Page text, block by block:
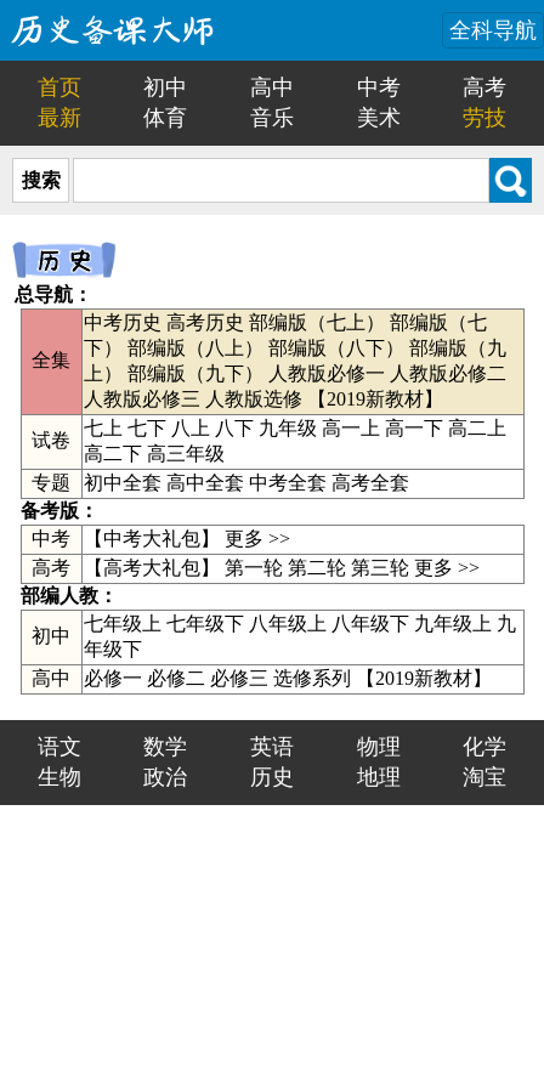
全科导航
首页 初中 高中 中考
高考
最新
体育 音乐 美术 劳技
搜索
总导航：
全集
中考历史 高考历史 部编版（七上）
部编版（七
下）
部编版（八上） 部编版（八下）
部编版（九
上）
部编版（九下） 人教版必修一 人教版必修二
人教版必修三 人教版选修 【 2019新教材】
试卷
七上 七下 八上 八下 九年级 高一上 高一下 高二上
高二下 高三年级
专题
初中全套 高中全套 中考全套 高考全套
备考版：
中考
【中考大礼包】 更多 >>
高考
【高考大礼包】 第一轮 第二轮 第三轮 更多 >>
部编人教：
初中
七年级上 七年级下 八年级上 八年级下 九年级上 九
年级下
高中
必修一 必修二 必修三 选修系列 【 2019新教材】
语文 数学 英语 物理
化学
生物
政治 历史 地理 淘宝